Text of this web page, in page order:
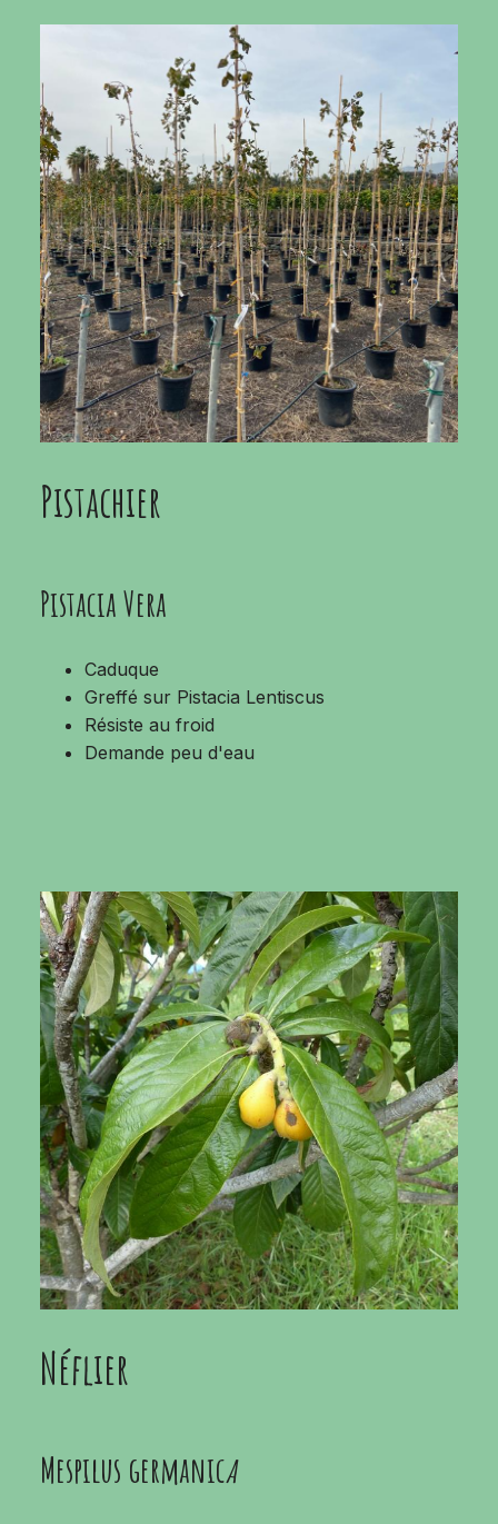
Pistachier
Pistacia Vera
Caduque
Greffé sur Pistacia Lentiscus
Résiste au froid
Demande peu d'eau
Néflier
Mespilus germanica